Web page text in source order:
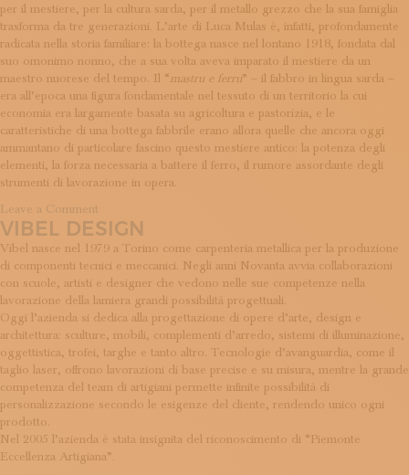
per il mestiere, per la cultura sarda, per il metallo grezzo che la sua famiglia
trasforma da tre generazioni. L’arte di Luca Mulas è, infatti, profondamente
radicata nella storia familiare: la bottega nasce nel lontano 1918, fondata dal
suo omonimo nonno, che a sua volta aveva imparato il mestiere da un
maestro nuorese del tempo. Il “mastru e ferru” – il fabbro in lingua sarda –
era all’epoca una figura fondamentale nel tessuto di un territorio la cui
economia era largamente basata su agricoltura e pastorizia, e le
caratteristiche di una bottega fabbrile erano allora quelle che ancora oggi
ammantano di particolare fascino questo mestiere antico: la potenza degli
elementi, la forza necessaria a battere il ferro, il rumore assordante degli
strumenti di lavorazione in opera.
Leave a Comment
Luca
Mulas
VIBEL DESIGN
Vibel nasce nel 1979 a Torino come carpenteria metallica per la produzione
di componenti tecnici e meccanici. Negli anni Novanta avvia collaborazioni
con scuole, artisti e designer che vedono nelle sue competenze nella
lavorazione della lamiera grandi possibilità progettuali.
Oggi l’azienda si dedica alla progettazione di opere d’arte, design e
architettura: sculture, mobili, complementi d’arredo, sistemi di illuminazione,
oggettistica, trofei, targhe e tanto altro. Tecnologie d’avanguardia, come il
taglio laser, offrono lavorazioni di base precise e su misura, mentre la grande
competenza del team di artigiani permette infinite possibilità di
personalizzazione secondo le esigenze del cliente, rendendo unico ogni
prodotto.
Nel 2005 l’azienda è stata insignita del riconoscimento di “Piemonte
Eccellenza Artigiana”.